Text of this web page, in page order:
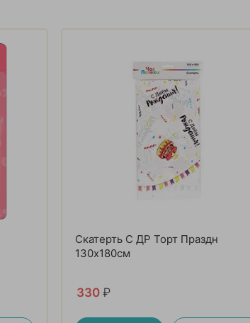
Скатерть С ДР Торт Праздн
130х180см
330 ₽